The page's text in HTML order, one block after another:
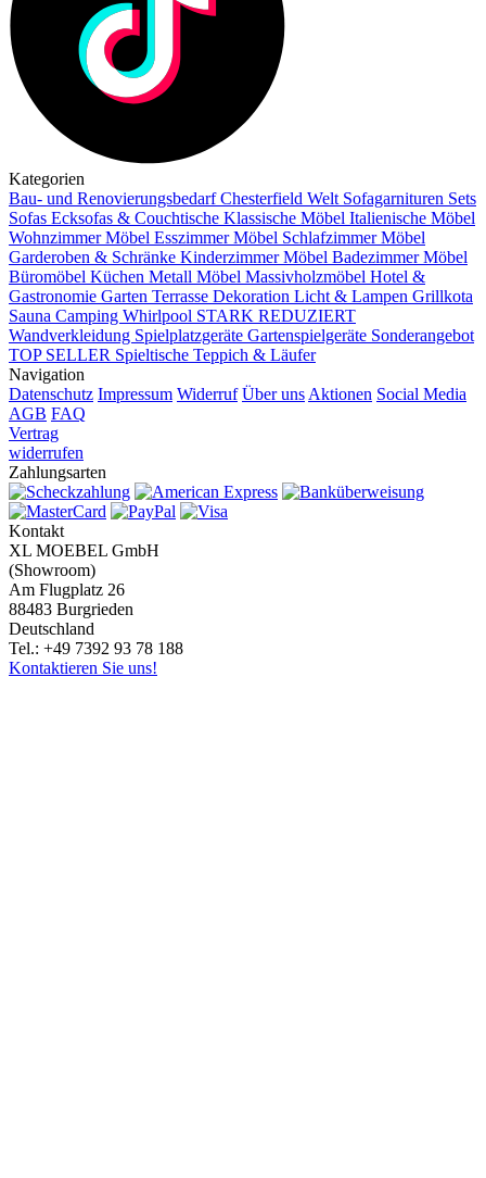
Kategorien
Bau- und RenovierungsbedarfChesterfield Welt Sofagarnituren Sets
Sofas Ecksofas & Couchtische Klassische Möbel Italienische Möbel
Wohnzimmer Möbel Esszimmer Möbel Schlafzimmer Möbel
Garderoben & Schränke Kinderzimmer Möbel Badezimmer Möbel
Büromöbel Küchen Metall Möbel Massivholzmöbel Hotel &
Gastronomie Garten Terrasse Dekoration Licht & Lampen Grillkota
Sauna Camping Whirlpool STARK REDUZIERT
Wandverkleidung Spielplatzgeräte Gartenspielgeräte Sonderangebot
TOP SELLER Spieltische Teppich & Läufer
Navigation
Datenschutz Impressum Widerruf Über uns Aktionen Social Media
AGB FAQ
Vertrag
widerrufen
Zahlungsarten
Kontakt
XL MOEBEL GmbH
(Showroom)
Am Flugplatz 26
88483 Burgrieden
Deutschland
Tel.: +49 7392 93 78 188
Kontaktieren Sie uns!